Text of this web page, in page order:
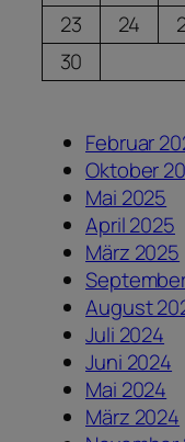
23
24
30
Februar
Oktober
Mai 2025
April 2025
März 2025
August
Juli 2024
Juni 2024
Mai 2024
März 2024